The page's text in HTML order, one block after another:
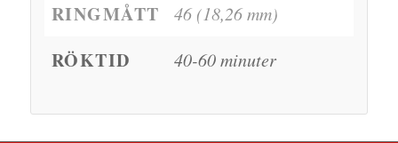
RINGMÅTT 46 (18,26 mm)
RÖKTID 40-60 minuter